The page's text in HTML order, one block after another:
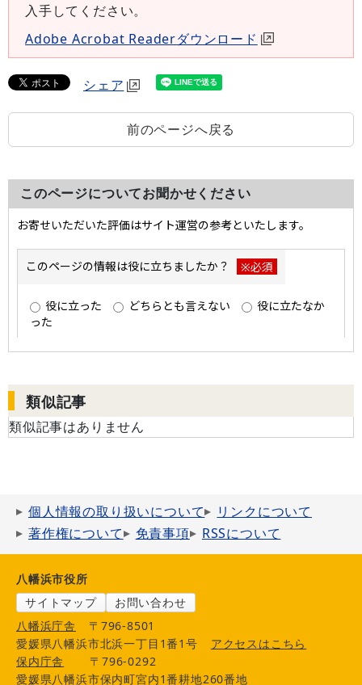
入手してください。
Adobe Acrobat Readerダウンロード
シェア
前のページへ戻る
このページについてお聞かせください
類似記事
類似記事はありません
個人情報の取り扱いについて
リンクについて
著作権について
免責事項 RSSについて
八幡浜市役所
サイトマップ
お問い合わせ
八幡浜庁舎
〒796-8501
愛媛県八幡浜市北浜一丁目1番1号
アクセスはこちら
保内庁舎
〒796-0292
愛媛県八幡浜市保内町宮内1番耕地260番地